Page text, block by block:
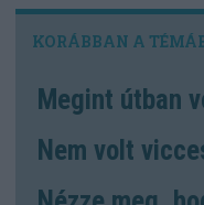
Megint útban
Nem volt